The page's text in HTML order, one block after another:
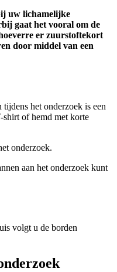
uw lichamelijke
gaat het vooral om de
er zuurstoftekort
door middel van een
het onderzoek is een
of hemd met korte
onderzoek.
aan het onderzoek kunt
volgt u de borden